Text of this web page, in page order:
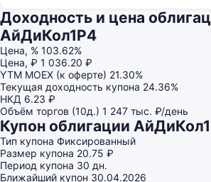
Доходность и цена
АйДиКол1P4
Цена, % 103.62%
Цена, ₽ 1 036.20 ₽
YTM MOEX (к оферте) 21.30%
Текущая доходность купона 24.36%
НКД 6.23 ₽
Объём торгов (10д.) 1 247 тыс. ₽/день
Купон облигации
Тип купона Фиксированный
Размер купона 20.75 ₽
Период купона 30 дн.
Ближайший купон 30.04.2026